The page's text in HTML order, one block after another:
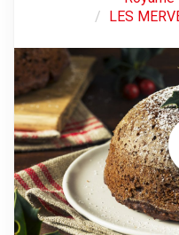
LES